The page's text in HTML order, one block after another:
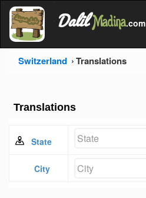
'
Dalil Madina.com
Switzerland Translations
Translations
State
City